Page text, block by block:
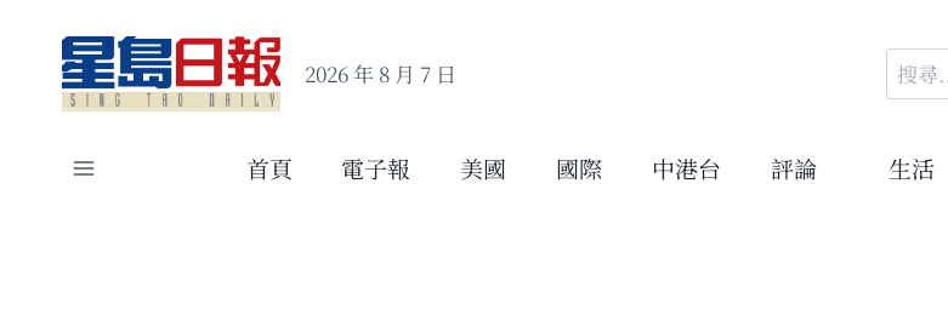
content
2026 年 8 月 7 日
搜
尋
鍵
首頁 電子報 美國 國際 中港台 評論 生活